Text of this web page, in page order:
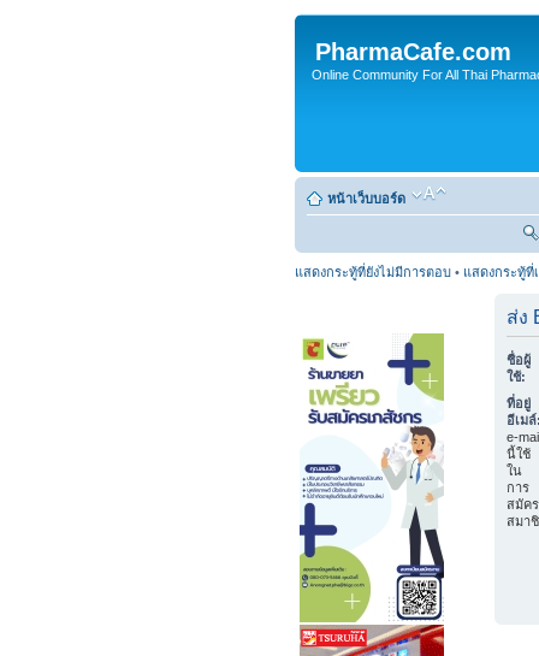
PharmaCafe.com
Online Community For All Thai
หน้าเว็บบอร์ด
แสดงกระทู้ที่ยังไม่มีการตอบ • แสดงกระทู้ที่
ส่ง
ชื่อผู้
ใช้:
ที่อยู่
อีเม
e-
นี้ใช้
ใน
การ
สมัคร
สมา